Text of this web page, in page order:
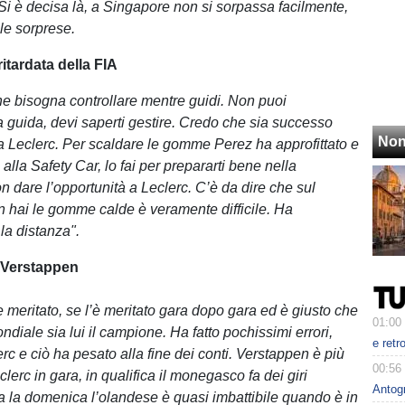
è decisa là, a Singapore non si sorpassa facilmente,
sorprese.
della FIA
bisogna controllare mentre guidi. Non puoi
guida, devi saperti gestire. Credo che sia successo
Leclerc. Per scaldare le gomme Perez ha approfittato e
Safety Car, lo fai per prepararti bene nella
dare l’opportunità a Leclerc. C’è da dire che sul
hai le gomme calde è veramente difficile. Ha
distanza".
meritato, se l’è meritato gara dopo gara ed è giusto che
sia lui il campione. Ha fatto pochissimi errori,
e ciò ha pesato alla fine dei conti. Verstappen è più
in gara, in qualifica il monegasco fa dei giri
la domenica l’olandese è quasi imbattibile quando è in
01:00
e
00:56